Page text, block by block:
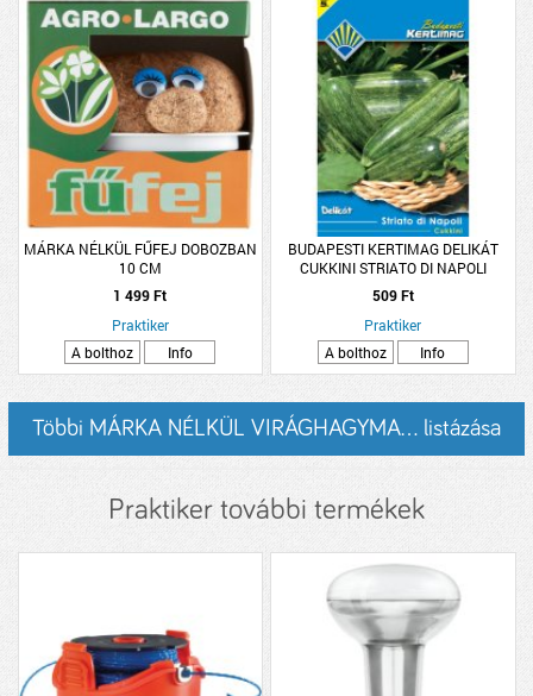
MÁRKA NÉLKÜL FŰFEJ DOBOZBAN
10 CM
1 499 Ft
Praktiker
A bolthoz
Info
BUDAPESTI KERTIMAG DELIKÁT
CUKKINI STRIATO DI NAPOLI
509 Ft
Praktiker
A bolthoz
Info
Többi MÁRKA NÉLKÜL VIRÁGHAGYMA... listázása
Praktiker további termékek